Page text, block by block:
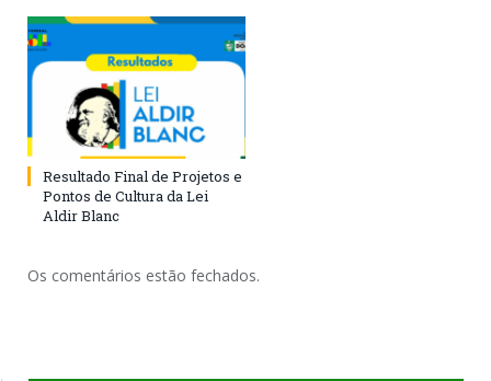
Resultado Final de Projetos e
Pontos de Cultura da Lei
Aldir Blanc
Os comentários estão fechados.